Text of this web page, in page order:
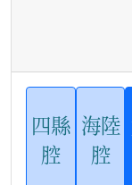
四縣
腔
海陸
腔